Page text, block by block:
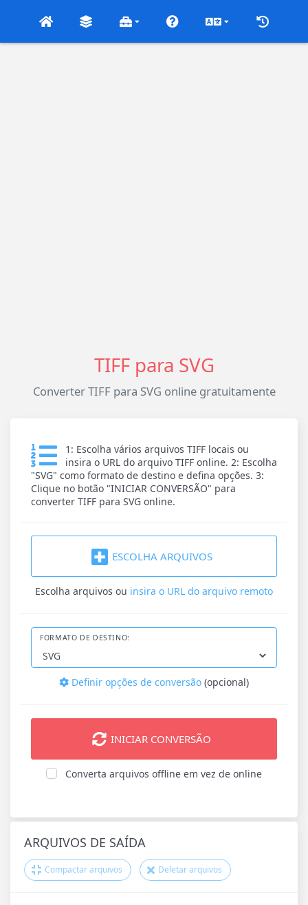
TIFF para SVG
Converter TIFF para SVG online gratuitamente
1: Escolha vários arquivos TIFF locais ou
insira o URL do arquivo TIFF online. 2: Escolha
"SVG" como formato de destino e defina opções. 3:
Clique no botão "INICIAR CONVERSÃO" para
converter TIFF para SVG online.
ESCOLHA ARQUIVOS
Escolha arquivos ou insira o URL do arquivo remoto
FORMATO DE DESTINO:
Definir opções de conversão (opcional)
INICIAR CONVERSÃO
Converta arquivos offline em vez de online
ARQUIVOS DE SAÍDA
Compactar arquivos Deletar arquivos